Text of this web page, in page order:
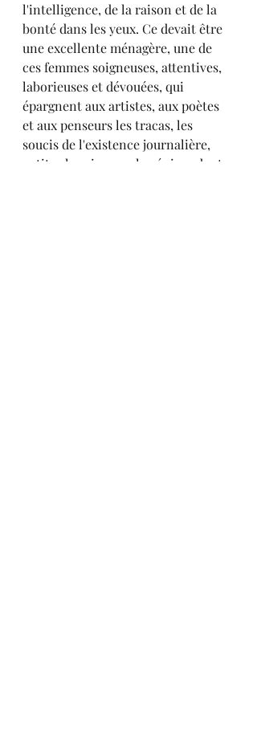
l'intelligence, de la raison et de la
bonté dans les yeux. Ce devait être
une excellente ménagère, une de
ces femmes soigneuses, attentives,
laborieuses et dévouées, qui
épargnent aux artistes, aux poètes
et aux penseurs les tracas, les
soucis de l'existence journalière,
petits chagrins que le génie redoute